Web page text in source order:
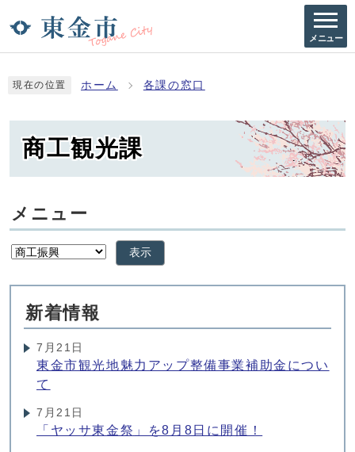
メニュー
現在の位置 ホーム 各課の窓口
商工観光課
メニュー
表示
新着情報
7月21日
東金市観光地魅力アップ整備事業補助金につい
て
7月21日
「ヤッサ東金祭」を8月8日に開催！